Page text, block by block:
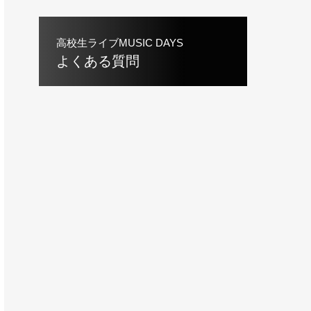
高校生ライブMUSIC DAYS
よくある質問